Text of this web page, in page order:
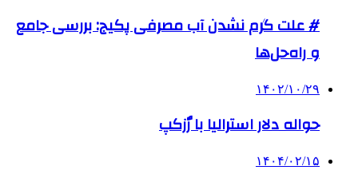
# علت گرم نشدن آب مصرفی پکیج: بررسی جامع
و راه‌حل‌ها
۱۴۰۲/۱۰/۲۹
حواله دلار استرالیا با رٌزکپ
۱۴۰۴/۰۲/۱۵